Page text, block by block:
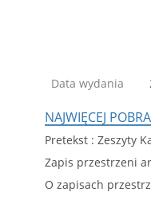
Data wydania
NAJWIĘCEJ